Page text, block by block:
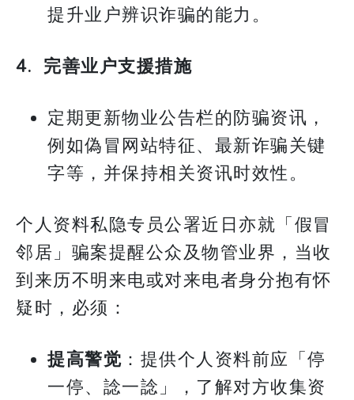
提升业户辨识诈骗的能力。
4. 完善业户支援措施
定期更新物业公告栏的防骗资讯，
例如偽冒网站特征、最新诈骗关键
字等，并保持相关资讯时效性。
个人资料私隐专员公署近日亦就「假冒
邻居」骗案提醒公众及物管业界，当收
到来历不明来电或对来电者身分抱有怀
疑时，必须：
提高警觉 ：提供个人资料前应「停
一停、諗一諗」，了解对方收集资